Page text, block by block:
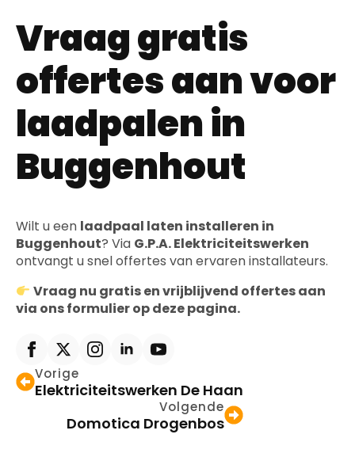
Vraag gratis
offertes aan voor
laadpalen in
Buggenhout
Wilt u een laadpaal laten installeren in
Buggenhout? Via G.P.A. Elektriciteitswerken
ontvangt u snel offertes van ervaren installateurs.
Vraag nu gratis en vrijblijvend offertes aan
via ons formulier op deze pagina.
Vorige
Elektriciteitswerken De Haan
Volgende
Domotica Drogenbos